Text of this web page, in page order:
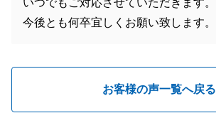
いつでもご対応させていただきます。
今後とも何卒宜しくお願い致します。
お客様の声一覧へ戻る